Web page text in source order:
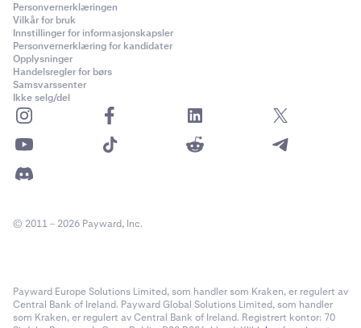
Personvernerklæringen
Vilkår for bruk
Innstillinger for informasjonskapsler
Personvernerklæring for kandidater
Opplysninger
Handelsregler for børs
Samsvarssenter
Ikke selg/del
© 2011 – 2026 Payward, Inc.
Payward Europe Solutions Limited, som handler som Kraken, er regulert av
Central Bank of Ireland. Payward Global Solutions Limited, som handler
som Kraken, er regulert av Central Bank of Ireland. Registrert kontor: 70